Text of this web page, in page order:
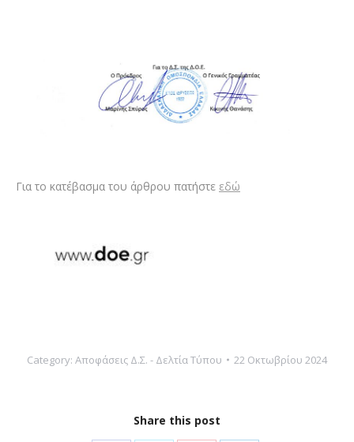
Για το κατέβασμα του άρθρου πατήστε εδώ
Category: Αποφάσεις Δ.Σ. - Δελτία Τύπου 22 Οκτωβρίου 2024
Share this post